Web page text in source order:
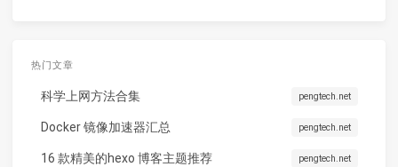
热门文章
科学上网方法合集 pengtech.net
Docker 镜像加速器汇总 pengtech.net
16 款精美的hexo 博客主题推荐 pengtech.net